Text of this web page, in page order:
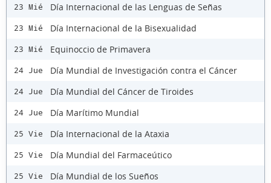
23 Mié Día Internacional de las Lenguas de Señas
23 Mié Día Internacional de la Bisexualidad
23 Mié Equinoccio de Primavera
24 Jue Día Mundial de Investigación contra el Cáncer
24 Jue Día Mundial del Cáncer de Tiroides
24 Jue Día Marítimo Mundial
25 Vie Día Internacional de la Ataxia
25 Vie Día Mundial del Farmaceútico
25 Vie Día Mundial de los Sueños